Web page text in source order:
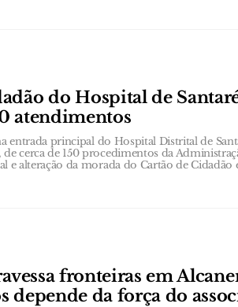
do Hospital de
atendimentos
entrada principal do Hospital Distrital de
cerca de 150 procedimentos da
e alteração da morada do Cartão de Cidadão
fronteiras em
depende da força do